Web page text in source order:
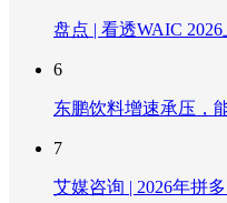
盘点 | 看透WAIC
6
东鹏饮料增速承压，
7
艾媒咨询 | 2026年拼